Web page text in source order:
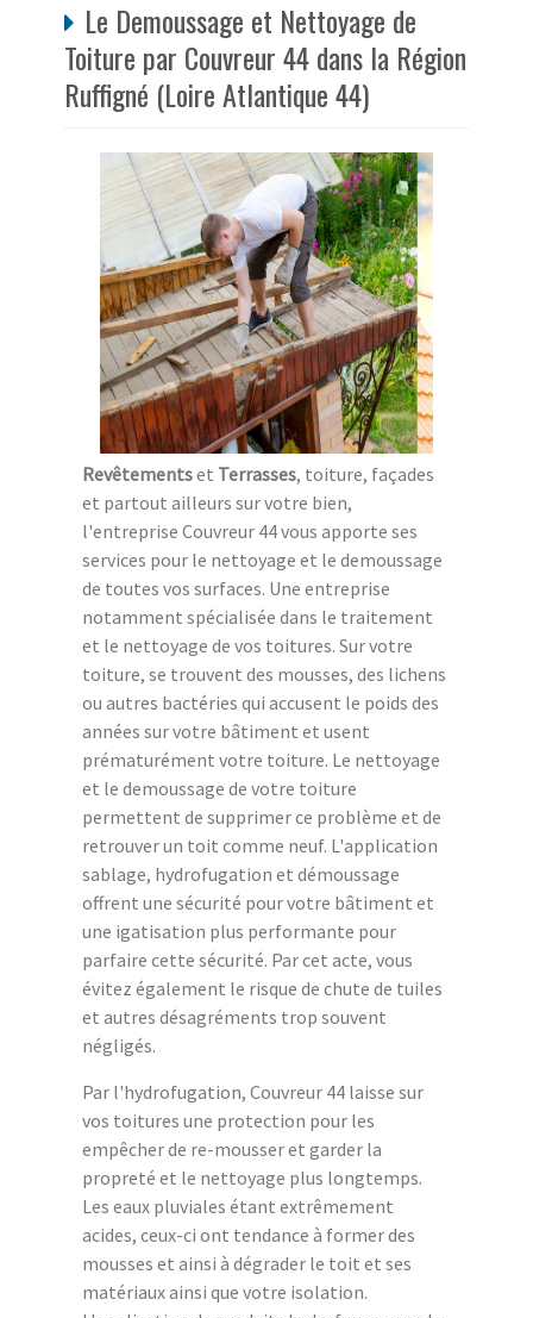
Le Demoussage et Nettoyage de
Toiture par Couvreur 44 dans la Région
Ruffigné (Loire Atlantique 44)
Revêtementset Terrasses, toiture, façades
et partout ailleurs sur votre bien,
l'entreprise Couvreur 44 vous apporte ses
services pour le nettoyage et le demoussage
de toutes vos surfaces. Une entreprise
notamment spécialisée dans le traitement
et le nettoyage de vos toitures. Sur votre
toiture, se trouvent des mousses, des lichens
ou autres bactéries qui accusent le poids des
années sur votre bâtiment et usent
prématurément votre toiture. Le nettoyage
et le demoussage de votre toiture
permettent de supprimer ce problème et de
retrouver un toit comme neuf. L'application
sablage, hydrofugation et démoussage
offrent une sécurité pour votre bâtiment et
une igatisation plus performante pour
parfaire cette sécurité. Par cet acte, vous
évitez également le risque de chute de tuiles
et autres désagréments trop souvent
négligés.
Par l'hydrofugation, Couvreur 44 laisse sur
vos toitures une protection pour les
empêcher de re-mousser et garder la
propreté et le nettoyage plus longtemps.
Les eaux pluviales étant extrêmement
acides, ceux-ci ont tendance à former des
mousses et ainsi à dégrader le toit et ses
matériaux ainsi que votre isolation.